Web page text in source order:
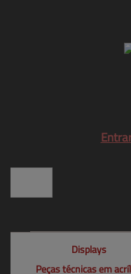
Displays
Peças técnicas em